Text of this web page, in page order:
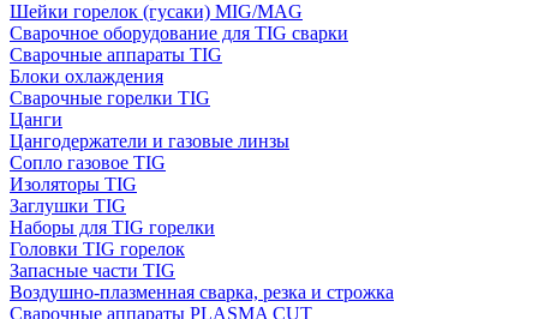
Шейки горелок (гусаки) MIG/MAG
Сварочное оборудование для TIG сварки
Сварочные аппараты TIG
Блоки охлаждения
Сварочные горелки TIG
Цанги
Цангодержатели и газовые линзы
Сопло газовое TIG
Изоляторы TIG
Заглушки TIG
Наборы для TIG горелки
Головки TIG горелок
Запасные части TIG
Воздушно-плазменная сварка, резка и строжка
Сварочные аппараты PLASMA CUT